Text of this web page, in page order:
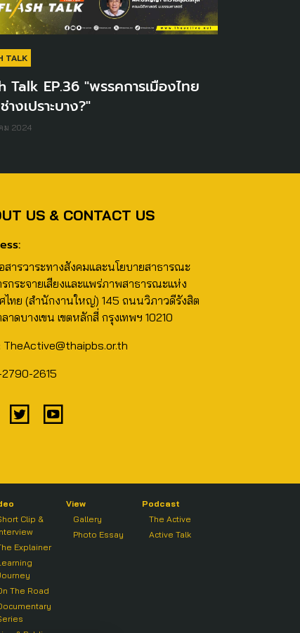
TALK
Talk EP.36 "พรรคการเมืองไทย
างเปราะบาง?"
ม 2024
US & CONTACT US
สารวาระทางสังคมและนโยบายสาธารณะ
รกระจายเสียงและแพร่ภาพสาธารณะแห่ง
ไทย (สำนักงานใหญ่) 145 ถนนวิภาวดีรังสิต
าดบางเขน เขตหลักสี่ กรุงเทพฯ 10210
TheActive@thaipbs.or.th
2615
Clip &
Explainer
The Road
View
Gallery
Photo Essay
Podcast
The Active
Active Talk